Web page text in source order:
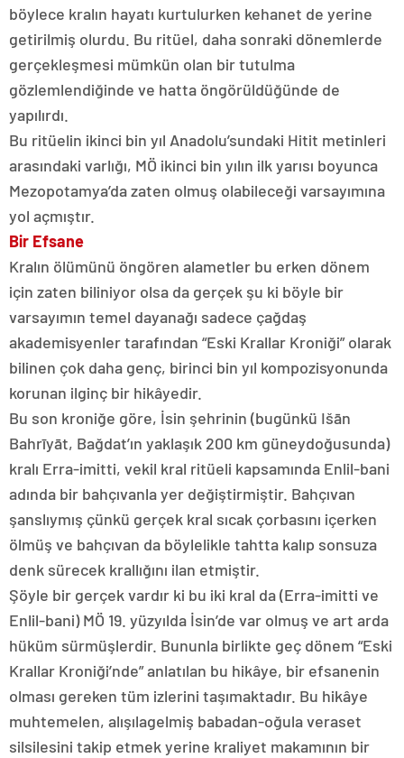
böylece kralın hayatı kurtulurken kehanet de yerine
getirilmiş olurdu. Bu ritüel, daha sonraki dönemlerde
gerçekleşmesi mümkün olan bir tutulma
gözlemlendiğinde ve hatta öngörüldüğünde de
yapılırdı.
Bu ritüelin ikinci bin yıl Anadolu’sundaki Hitit metinleri
arasındaki varlığı, MÖ ikinci bin yılın ilk yarısı boyunca
Mezopotamya’da zaten olmuş olabileceği varsayımına
yol açmıştır.
Bir Efsane
Kralın ölümünü öngören alametler bu erken dönem
için zaten biliniyor olsa da gerçek şu ki böyle bir
varsayımın temel dayanağı sadece çağdaş
akademisyenler tarafından “Eski Krallar Kroniği” olarak
bilinen çok daha genç, birinci bin yıl kompozisyonunda
korunan ilginç bir hikâyedir.
Bu son kroniğe göre, İsin şehrinin (bugünkü Išān
Bahrīyāt, Bağdat’ın yaklaşık 200 km güneydoğusunda)
kralı Erra-imitti, vekil kral ritüeli kapsamında Enlil-bani
adında bir bahçıvanla yer değiştirmiştir. Bahçıvan
şanslıymış çünkü gerçek kral sıcak çorbasını içerken
ölmüş ve bahçıvan da böylelikle tahtta kalıp sonsuza
denk sürecek krallığını ilan etmiştir.
Şöyle bir gerçek vardır ki bu iki kral da (Erra-imitti ve
Enlil-bani) MÖ 19. yüzyılda İsin’de var olmuş ve art arda
hüküm sürmüşlerdir. Bununla birlikte geç dönem “Eski
Krallar Kroniği’nde” anlatılan bu hikâye, bir efsanenin
olması gereken tüm izlerini taşımaktadır. Bu hikâye
muhtemelen, alışılagelmiş babadan-oğula veraset
silsilesini takip etmek yerine kraliyet makamının bir